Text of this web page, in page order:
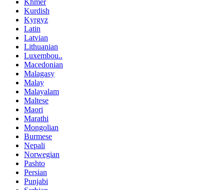
Kurdish
Kyrgyz
Latin
Latvian
Lithuanian
Luxembou..
Macedonian
Malagasy
Malay
Malayalam
Maltese
Maori
Marathi
Mongolian
Burmese
Nepali
Norwegian
Pashto
Persian
Punjabi